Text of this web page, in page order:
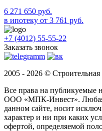
6 271 650 руб.
в ипотеку от 3 761 руб.
+7 (4012) 55-55-22
Заказать звонок
2005 - 2026 ©
Все права на публикуемые
ООО «МПК-Инвест». Любая
данном сайте, носит
характер и ни при каких
офертой, определяемой